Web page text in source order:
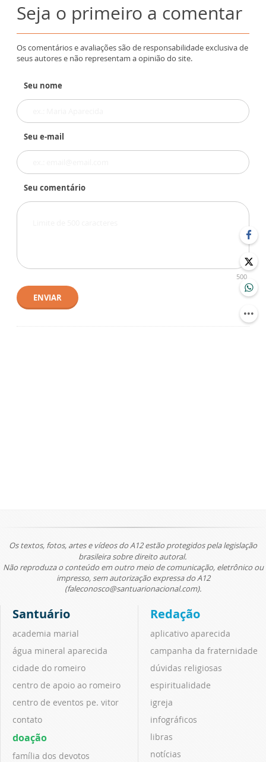
Seja o primeiro a comentar
Os comentários e avaliações são de responsabilidade exclusiva de
seus autores e não representam a opinião do site.
Seu nome
Seu e-mail
Seu comentário
500
ENVIAR
Os textos, fotos, artes e vídeos do A12 estão protegidos pela legislação
brasileira sobre direito autoral.
Não reproduza o conteúdo em outro meio de comunicação, eletrônico ou
impresso, sem autorização expressa do A12
(faleconosco@santuarionacional.com).
Santuário
academia marial
água mineral aparecida
cidade do romeiro
centro de apoio ao romeiro
centro de eventos pe. vitor
contato
doação
família dos devotos
Redação
aplicativo aparecida
campanha da fraternidade
dúvidas religiosas
espiritualidade
igreja
infográficos
libras
notícias